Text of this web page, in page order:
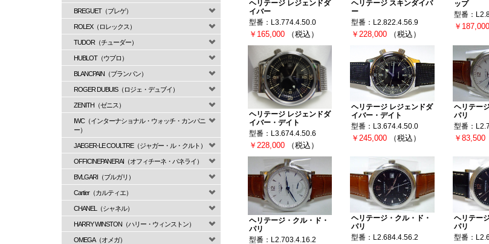
BREGUET（ブレゲ）
ROLEX（ロレックス）
TUDOR（チューダー）
HUBLOT（ウブロ）
BLANCPAIN（ブランパン）
ROGER DUBUIS（ロジェ・デュブイ）
ZENITH（ゼニス）
IWC（インターナショナル・ウォッチ・カンパニ
ー）
JAEGER-LE COULTRE（ジャガー・ル・クルト）
OFFICINEPANERAI（オフィチーネ・パネライ）
BVLGARI（ブルガリ）
Cartier（カルティエ）
CHANEL（シャネル）
HARRY WINSTON（ハリー・ウィンストン）
OMEGA（オメガ）
ヘリテージ レジェンドダ
イバー
型番：L3.774.4.50.0
￥165,000 （税込）
ヘリテージ スキンダイバ
ー
型番：L2.822.4.56.9
￥228,000 （税込）
ップ
型番：
￥187,000
ヘリテージ レジェンドダ
イバー・デイト
型番：L3.674.4.50.6
￥228,000 （税込）
ヘリテージ レジェンドダ
イバー・デイト
型番：L3.674.4.50.0
￥245,000 （税込）
ヘリテー
パリ
型番：
￥83,500
ヘリテージ・クル・ド・
パリ
型番：L2.703.4.16.2
ヘリテージ・クル・ド・
パリ
型番：L2.684.4.56.2
ヘリテー
パリ
型番：